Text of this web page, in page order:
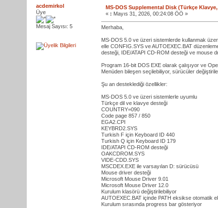
acdemirkol
Üye
Mesaj Sayısı: 5
MS-DOS Supplemental Disk (Türkçe
« : Mayıs 31, 2026, 00:24:08 ÖÖ »
Merhaba,
MS-DOS 5.0 ve üzeri sistemlerde kullanmak
elle CONFIG.SYS ve AUTOEXEC.BAT
desteği, IDE/ATAPI CD-ROM desteği ve mouse
Program 16-bit DOS EXE olarak çalışıyor ve
Menüden bileşen seçilebiliyor, sürücüler
Şu an desteklediği özellikler:
MS-DOS 5.0 ve üzeri sistemlerle uyumlu
Türkçe dil ve klavye desteği
COUNTRY=090
Code page 857 / 850
EGA2.CPI
KEYBRD2.SYS
Turkish F için Keyboard ID 440
Turkish Q için Keyboard ID 179
IDE/ATAPI CD-ROM desteği
OAKCDROM.SYS
VIDE-CDD.SYS
MSCDEX.EXE ile varsayılan D: sürücüsü
Mouse driver desteği
Microsoft Mouse Driver 9.01
Microsoft Mouse Driver 12.0
Kurulum klasörü değiştirilebiliyor
AUTOEXEC.BAT içinde PATH eksikse otomatik
Kurulum sırasında progress bar gösteriyor